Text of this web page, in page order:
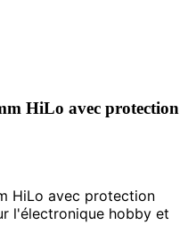
HiLo avec protection
HiLo avec protection
l'électronique hobby et